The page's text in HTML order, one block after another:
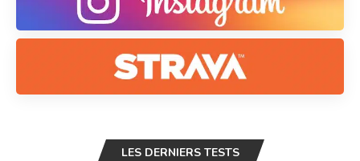
LES DERNIERS TESTS